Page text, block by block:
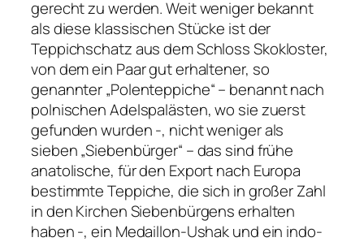
gerecht zu werden. Weit weniger bekannt
als diese klassischen Stücke ist der
Teppichschatz aus dem Schloss Skokloster,
von dem ein Paar gut erhaltener, so
genannter „Polenteppiche“ – benannt nach
polnischen Adelspalästen, wo sie zuerst
gefunden wurden -, nicht weniger als
sieben „Siebenbürger“ – das sind frühe
anatolische, für den Export nach Europa
bestimmte Teppiche, die sich in großer Zahl
in den Kirchen Siebenbürgens erhalten
haben -, ein Medaillon-Ushak und ein indo-